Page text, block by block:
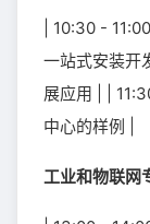
| 10:30 -
一站式安装开
展应用 | |
中心的样例 |
工业和物联网